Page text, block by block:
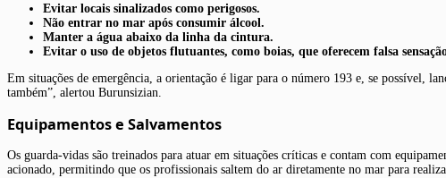
Evitar locais sinalizados como perigosos.
Não entrar no mar após consumir álcool.
Manter a água abaixo da linha da cintura.
Evitar o uso de objetos flutuantes, como boias, que oferecem falsa
Em situações de emergência, a orientação é ligar para o número 193 e, se possível,
também”, alertou Burunsizian.
Equipamentos e Salvamentos
Os guarda-vidas são treinados para atuar em situações críticas e contam com
acionado, permitindo que os profissionais saltem do ar diretamente no mar para